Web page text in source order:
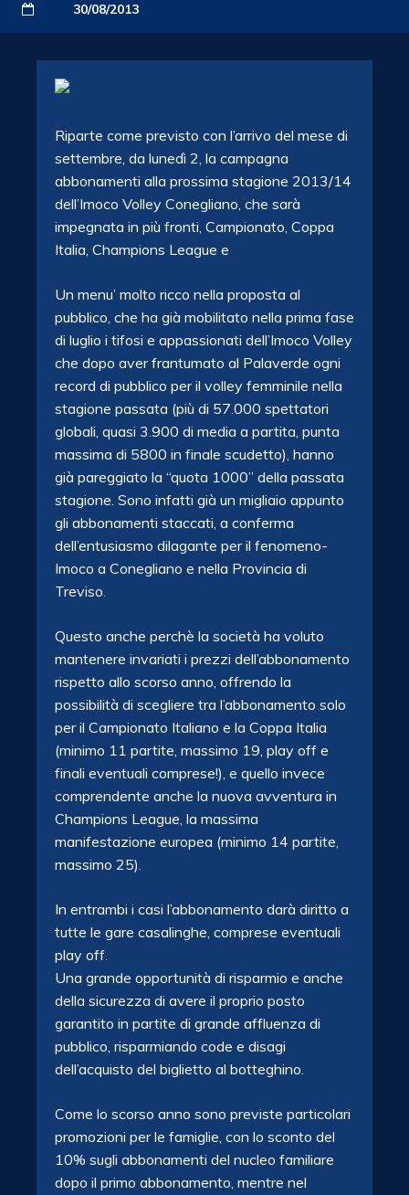
30/08/2013
Riparte come previsto con l’arrivo del mese di
settembre, da lunedì 2, la campagna
abbonamenti alla prossima stagione 2013/14
dell’Imoco Volley Conegliano, che sarà
impegnata in più fronti, Campionato, Coppa
Italia, Champions League e
Un menu’ molto ricco nella proposta al
pubblico, che ha già mobilitato nella prima fase
di luglio i tifosi e appassionati dell’Imoco Volley
che dopo aver frantumato al Palaverde ogni
record di pubblico per il volley femminile nella
stagione passata (più di 57.000 spettatori
globali, quasi 3.900 di media a partita, punta
massima di 5800 in finale scudetto), hanno
già pareggiato la “quota 1000” della passata
stagione. Sono infatti già un migliaio appunto
gli abbonamenti staccati, a conferma
dell’entusiasmo dilagante per il fenomeno-
Imoco a Conegliano e nella Provincia di
Treviso.
Questo anche perchè la società ha voluto
mantenere invariati i prezzi dell’abbonamento
rispetto allo scorso anno, offrendo la
possibilità di scegliere tra l’abbonamento solo
per il Campionato Italiano e la Coppa Italia
(minimo 11 partite, massimo 19, play off e
finali eventuali comprese!), e quello invece
comprendente anche la nuova avventura in
Champions League, la massima
manifestazione europea (minimo 14 partite,
massimo 25).
In entrambi i casi l’abbonamento darà diritto a
tutte le gare casalinghe, comprese eventuali
play off.
Una grande opportunità di risparmio e anche
della sicurezza di avere il proprio posto
garantito in partite di grande affluenza di
pubblico, risparmiando code e disagi
dell’acquisto del biglietto al botteghino.
Come lo scorso anno sono previste particolari
promozioni per le famiglie, con lo sconto del
10% sugli abbonamenti del nucleo familiare
dopo il primo abbonamento, mentre nel